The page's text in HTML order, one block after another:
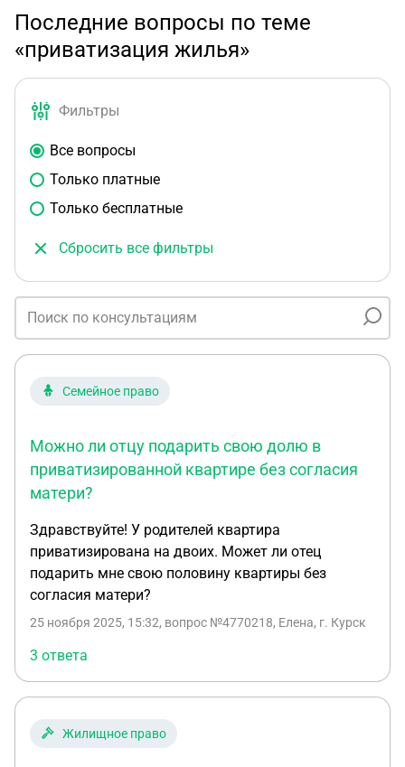
Последние вопросы по теме
«приватизация жилья»
Фильтры
Все вопросы
Только платные
Только бесплатные
Сбросить все фильтры
Семейное право
Можно ли отцу подарить свою долю в
приватизированной квартире без согласия
матери?
Здравствуйте! У родителей квартира
приватизирована на двоих. Может ли отец
подарить мне свою половину квартиры без
согласия матери?
25 ноября 2025, 15:32, вопрос №4770218, Елена, г. Курск
3 ответа
Жилищное право